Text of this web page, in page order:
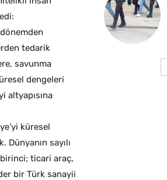
tedarik
savunma
dengeleri
altyapısına
küresel
sayılı
birinci; ticari araç,
bir Türk sanayii